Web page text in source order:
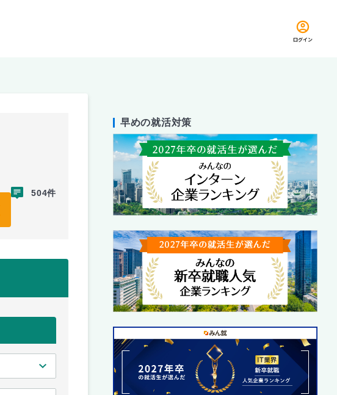
ログイン
504件
早めの就活対策